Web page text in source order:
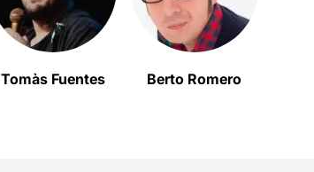
Tomàs Fuentes Berto Romero